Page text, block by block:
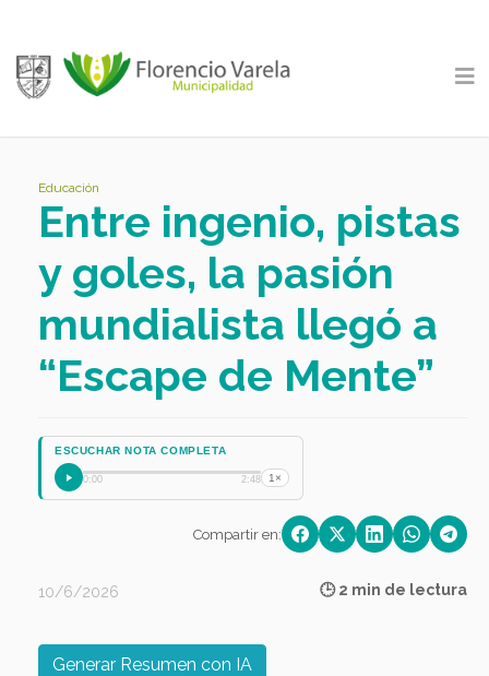
Educación
Entre ingenio, pistas
y goles, la pasión
mundialista llegó a
“Escape de Mente”
ESCUCHAR NOTA COMPLETA
0:00 2:48 1×
Compartir en:
10/6/2026 🕒 2 min de lectura
Generar Resumen con IA